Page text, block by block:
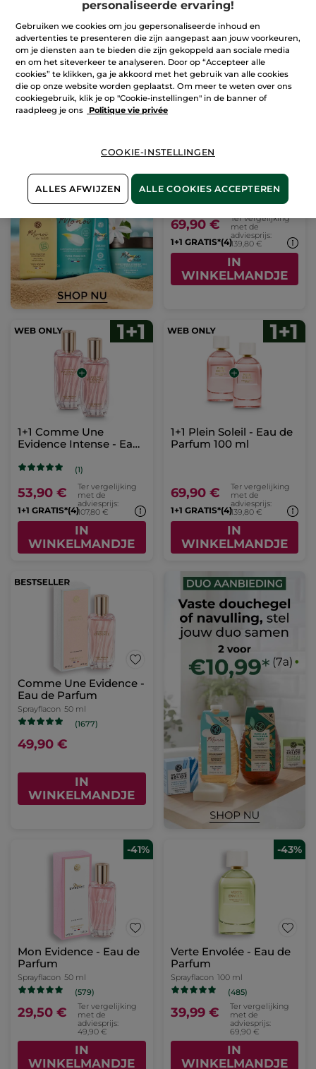
IN
WINKELMANDJE
IN
WINKELMANDJE
Parfum 100 ml
69,90 €
Ter vergelijking
met de
adviesprijs:
139,80 €
1+1 GRATIS*(4)
IN
WINKELMANDJE
1+1 Comme Une
Evidence Intense - Eau
(1)
53,90 €
Ter vergelijking
met de
adviesprijs:
107,80 €
1+1 GRATIS*(4)
IN
WINKELMANDJE
1+1 Plein Soleil - Eau de
Parfum 100 ml
69,90 €
Ter vergelijking
met de
adviesprijs:
139,80 €
1+1 GRATIS*(4)
IN
WINKELMANDJE
Comme Une Evidence -
Eau de Parfum
Sprayflacon 50 ml
(1677)
49,90 €
IN
WINKELMANDJE
-41%
Mon Evidence - Eau de
Parfum
Sprayflacon 50 ml
(579)
29,50 €
Ter vergelijking
met de
adviesprijs:
49,90 €
IN
WINKELMANDJE
-43%
Verte Envolée - Eau de
Parfum
Sprayflacon 100 ml
(485)
39,99 €
Ter vergelijking
met de
adviesprijs:
69,90 €
IN
WINKELMANDJE
personaliseerde ervaring!
Gebruiken we cookies om jou gepersonaliseerde inhoud en
advertenties te presenteren die zijn aangepast aan jouw voorkeuren,
om je diensten aan te bieden die zijn gekoppeld aan sociale media
en om het siteverkeer te analyseren. Door op “Accepteer alle
cookies” te klikken, ga je akkoord met het gebruik van alle cookies
die op onze website worden geplaatst. Om meer te weten over ons
cookiegebruik, klik je op "Cookie-instellingen" in de banner of
raadpleeg je ons
Politique vie privée
COOKIE-INSTELLINGEN
ALLES AFWIJZEN ALLE COOKIES ACCEPTEREN